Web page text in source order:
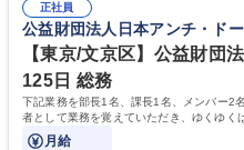
年休120日/デスクワーク中心で残業
整、資料作成、当日の運営サポート 学歴・資格 学歴：大学院 大学 語学
力： 資格：
正社員
公益財団法人日本アンチ・ド
【東京/文京区】公益財団
125日 総務
下記業務を部長1名、課長1名、メンバー2
者として業務を覚えていただき、ゆくゆく
躍いただくことを期待しています。
月給